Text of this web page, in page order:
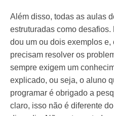
Além disso, todas as aulas
estruturadas como
dou um ou dois exemplos
precisam resolver os
sempre exigem um
explicado, ou seja, o aluno
programar é obrigado a
claro, isso não é diferente